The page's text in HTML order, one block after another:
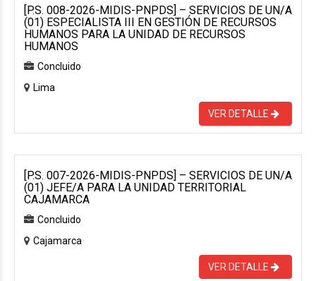
[P.S. 008-2026-MIDIS-PNPDS] – SERVICIOS DE UN/A
(01) ESPECIALISTA III EN GESTIÓN DE RECURSOS
HUMANOS PARA LA UNIDAD DE RECURSOS
HUMANOS
Concluido
Lima
VER DETALLE
[P.S. 007-2026-MIDIS-PNPDS] – SERVICIOS DE UN/A
(01) JEFE/A PARA LA UNIDAD TERRITORIAL
CAJAMARCA
Concluido
Cajamarca
VER DETALLE